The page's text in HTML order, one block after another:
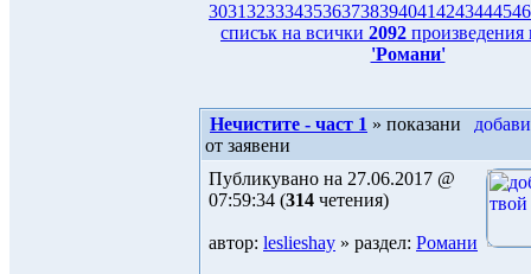
3031323334353637383940414243444546
списък на всички 2092 произведения
'Романи'
Нечистите - част 1 » показани
от заявени
Публикувано на 27.06.2017 @
07:59:34 (314 четения)
автор: leslieshay » раздел: Романи